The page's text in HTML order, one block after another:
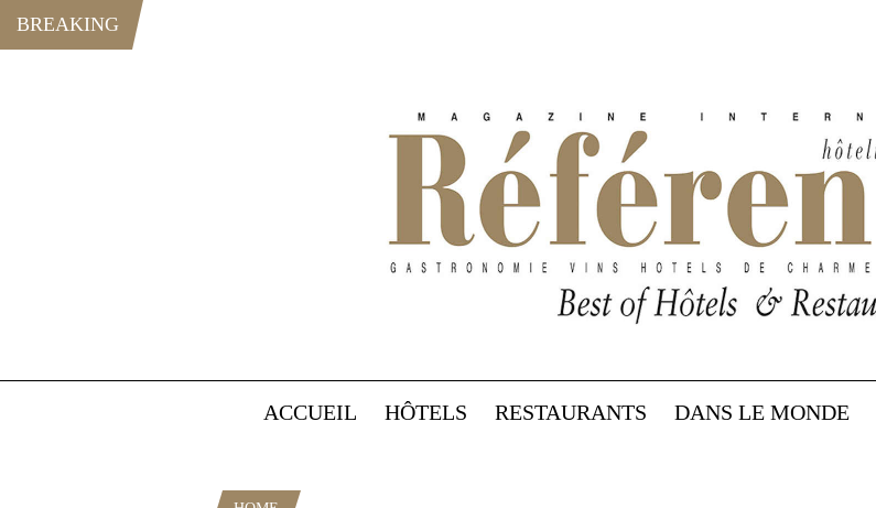
BREAKING
ACCUEIL HÔTELS RESTAURANTS DANS LE MONDE